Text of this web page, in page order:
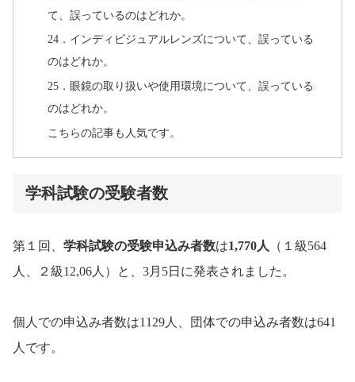
て、誤っているのはどれか。
24．インディビジュアルレンズについて、誤っている
のはどれか。
25．眼鏡の取り扱いや使用環境について、誤っている
のはどれか。
こちらの記事も人気です。
学科試験の受験者数
第１回、 学科試験の受験申込み者数は1,770人
（１級564
人、２級12,06人）と、3月5日に発表されました。
個人での申込み者数は1129人、団体での申込み者数は641
人です。